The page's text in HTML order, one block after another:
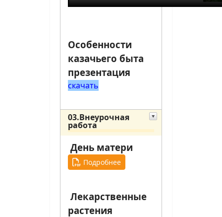
Особенности
казачьего быта
презентация
скачать
03.Внеурочная
работа
День матери
Подробнее
Лекарственные
растения